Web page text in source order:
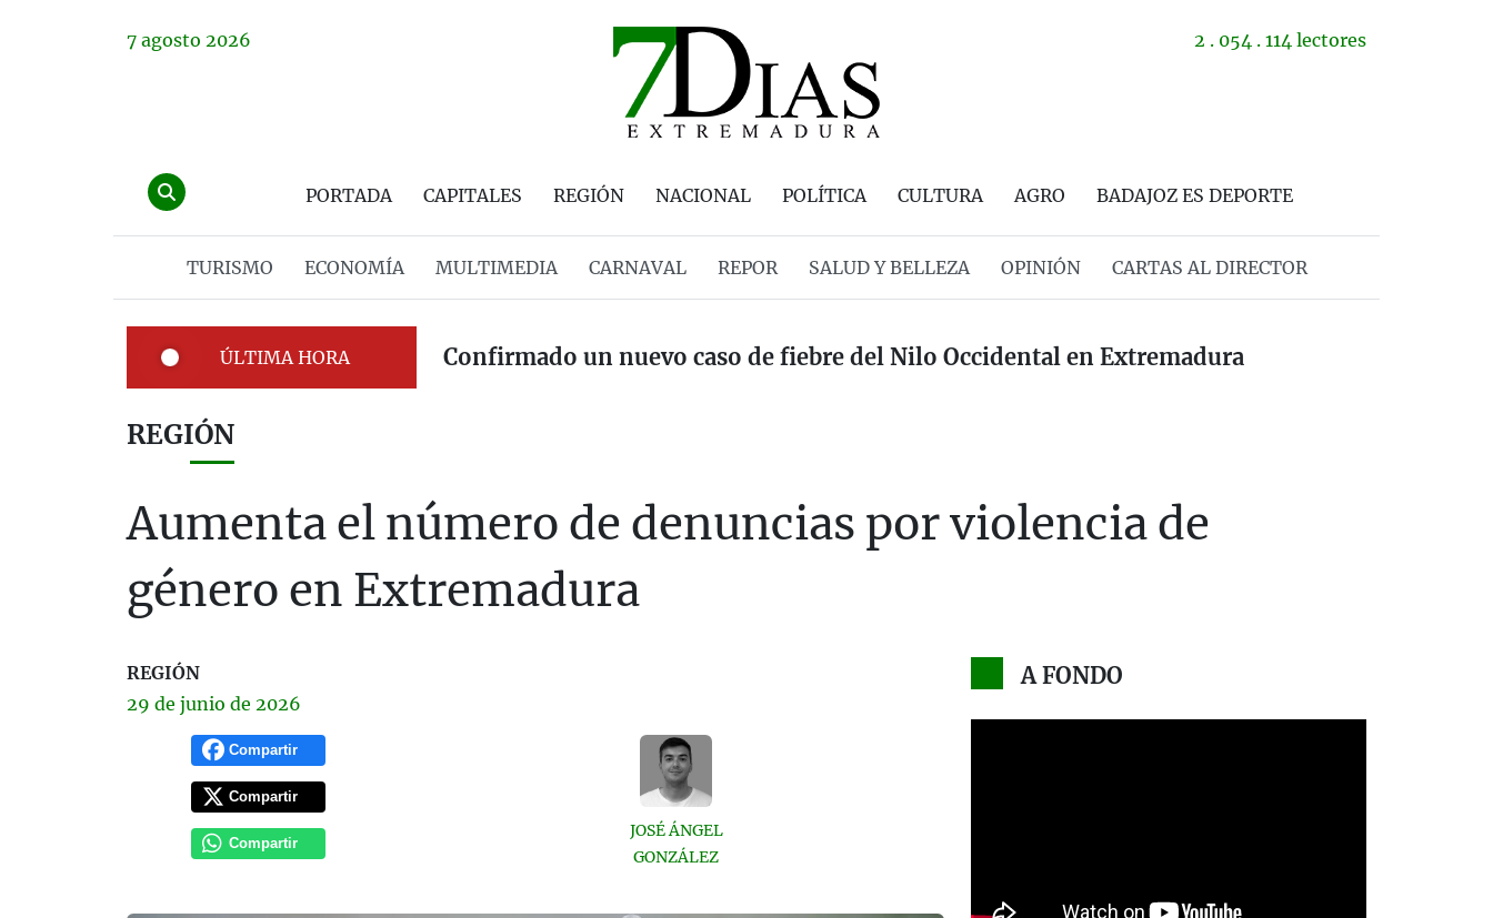
7 agosto 2026 2 . 054 . 114 lectores
PORTADA CAPITALES REGIÓN NACIONAL POLÍTICA CULTURA AGRO BADAJOZ ES DEPORTE
TURISMO ECONOMÍA MULTIMEDIA CARNAVAL REPOR SALUD Y BELLEZA OPINIÓN CARTAS AL DIRECTOR
ÚLTIMA HORA Confirmado un nuevo caso de fiebre del Nilo Occidental en Extremadura
REGIÓN
Aumenta el número de denuncias por violencia de
género en Extremadura
REGIÓN
29 de junio de 2026
Compartir
Compartir
Compartir
JOSÉ ÁNGEL
GONZÁLEZ
A FONDO